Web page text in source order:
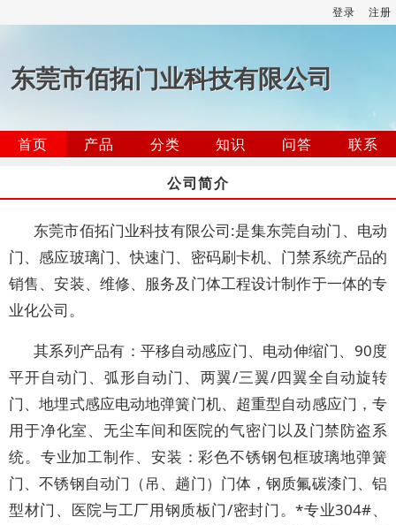
登录 注册
东莞市佰拓门业科技有限公司
首页 产品 分类 知识 问答
联系
公司简介
东莞市佰拓门业科技有限公司:是集东莞自动门、电动
门、感应玻璃门、快速门、密码刷卡机、门禁系统产品的
销售、安装、维修、服务及门体工程设计制作于一体的专
业化公司。
其系列产品有：平移自动感应门、电动伸缩门、90度
平开自动门、弧形自动门、两翼/三翼/四翼全自动旋转
门、地埋式感应电动地弹簧门机、超重型自动感应门，专
用于净化室、无尘车间和医院的气密门以及门禁防盗系
统。专业加工制作、安装：彩色不锈钢包框玻璃地弹簧
门、不锈钢自动门（吊、趟门）门体，钢质氟碳漆门、铝
型材门、医院与工厂用钢质板门/密封门。*专业304#、